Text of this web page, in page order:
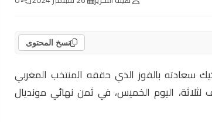
نسخ المحتوى
سعادته بالفوز الذي حققه المنتخب المغربي
لثلاثة، اليوم الخميس، في ثمن نهائي مونديال